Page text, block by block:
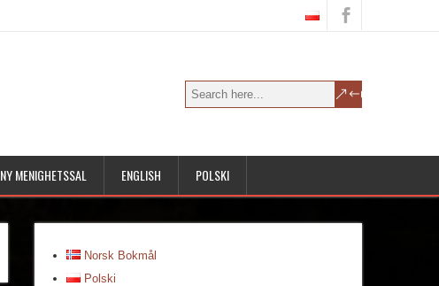
NY MENIGHETSSAL ENGLISH POLSKI
Norsk Bokmål
Polski